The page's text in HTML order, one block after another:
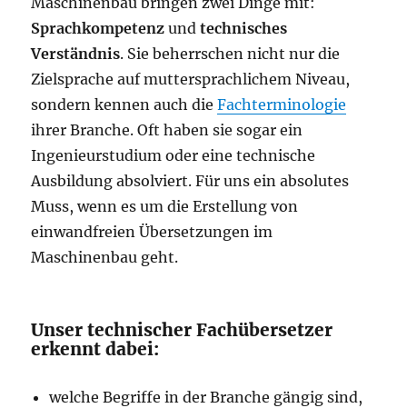
Sprachkompetenz undtechnisches
Verständnis. Sie beherrschen nicht nur die
Zielsprache auf muttersprachlichem Niveau,
sondern kennen auch dieFachterminologie
ihrer Branche. Oft haben sie sogar ein
Ingenieurstudium oder eine technische
Ausbildung absolviert. Für uns ein absolutes
Muss, wenn es um die Erstellung von
einwandfreien Übersetzungen im
Maschinenbau geht.
Unser technischer Fachübersetzer
erkennt dabei:
welche Begriffe in der Branche gängig sind,